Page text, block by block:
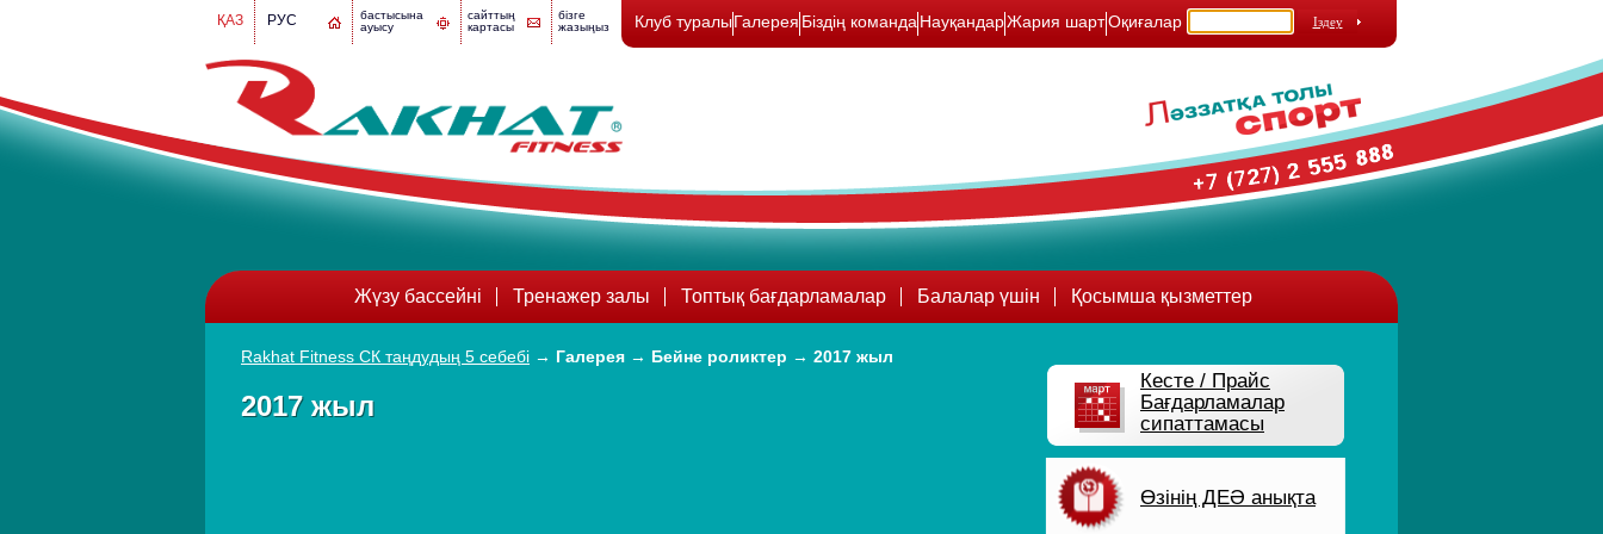
бастысына
ауысу
сайттың
картасы
бізге
жазыңыз
ҚАЗ РУС Клуб туралыГалерея Біздің команда НауқандарЖария шартОқиғалар
Жүзу бассейні Тренажер залы Топтық бағдарламалар Балалар үшін Қосымша қызметтер
Rakhat Fitness СК таңдудың 5 себебі → Галерея → Бейне роликтер → 2017 жыл
2017 жыл
Кесте / Прайс
Бағдарламалар
сипаттамасы
Өзінің ДЕӘ анықта